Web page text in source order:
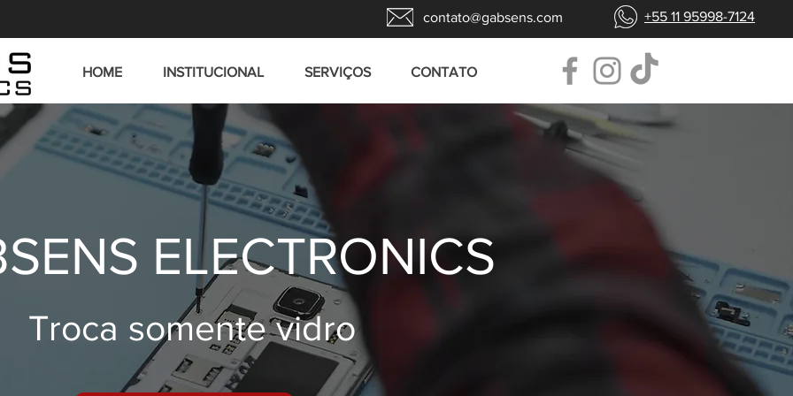
contato@gabsens.com +55 11 95998-7124
HOME INSTITUCIONAL SERVIÇOS CONTATO
ELECTRONICS
Troca somente vidro